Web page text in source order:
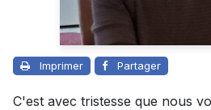
Imprimer Partager
C'est avec tristesse que nous